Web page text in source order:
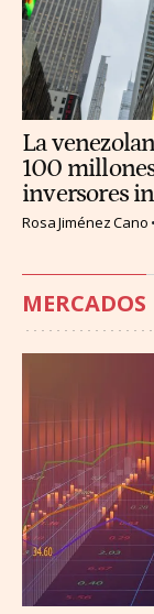
La
100
inversores
Rosa Jiménez Cano
MERCADOS